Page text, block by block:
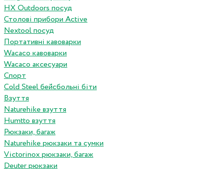
HX Outdoors посуд
Столові прибори Active
Nextool посуд
Портативні кавоварки
Wacaco кавоварки
Wacaco аксесуари
Спорт
Cold Steel бейсбольні біти
Взуття
Naturehike взуття
Humtto взуття
Рюкзаки, багаж
Naturehike рюкзаки та сумки
Victorinox рюкзаки, багаж
Deuter рюкзаки